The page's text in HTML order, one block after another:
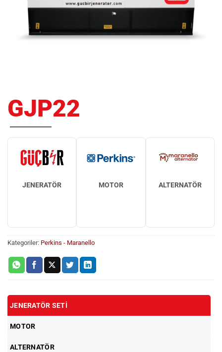
GJP22
JENERATÖR MOTOR ALTERNATÖR
Kategoriler: Perkins - Maranello
JENERATÖR SETI
MOTOR
ALTERNATÖR